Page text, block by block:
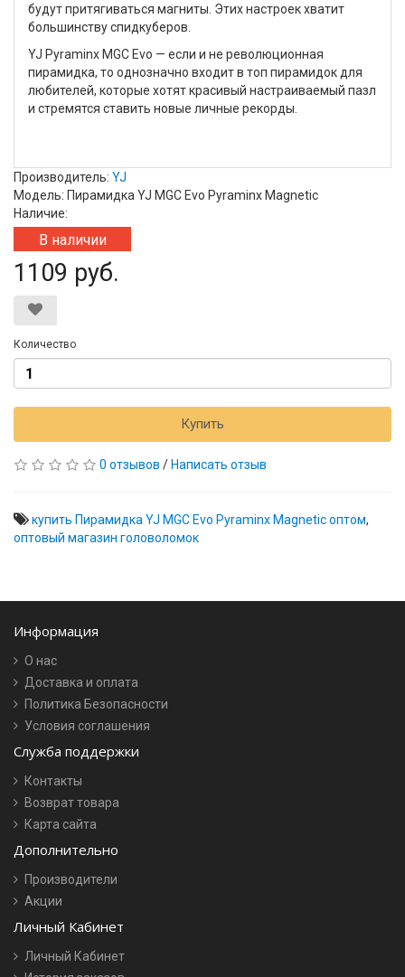
будут притягиваться магниты. Этих настроек хватит
большинству спидкуберов.
YJ Pyraminx MGC Evo — если и не революционная
пирамидка, то однозначно входит в топ пирамидок для
любителей, которые хотят красивый настраиваемый пазл
и стремятся ставить новые личные рекорды.
Производитель: YJ
Модель: Пирамидка YJ MGC Evo Pyraminx Magnetic
Наличие:
В наличии
1109 руб.
Количество
Купить
0 отзывов / Написать отзыв
купить Пирамидка YJ MGC Evo Pyraminx Magnetic оптом,
оптовый магазин головоломок
Информация
О нас
Доставка и оплата
Политика Безопасности
Условия соглашения
Служба поддержки
Контакты
Возврат товара
Карта сайта
Дополнительно
Производители
Акции
Личный Кабинет
Личный Кабинет